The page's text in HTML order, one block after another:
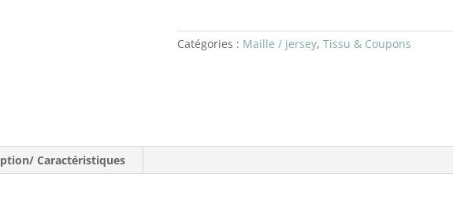
Catégories : Maille / jersey,Tissu & Coupons
Caractéristiques